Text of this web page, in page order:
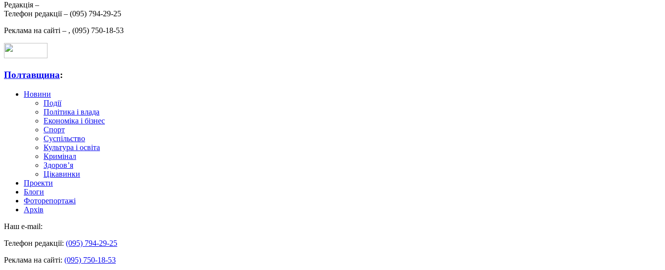
Редакція –
Телефон редакції – (095) 794-29-25
Реклама на сайті – , (095) 750-18-53
Полтавщина:
Новини
Події
Політика і влада
Економіка і бізнес
Спорт
Суспільство
Культура і освіта
Кримінал
Здоров’я
Цікавинки
Проекти
Блоги
Фоторепортажі
Архів
Наш e-mail:
Телефон редакції: (095) 794-29-25
Реклама на сайті: (095) 750-18-53